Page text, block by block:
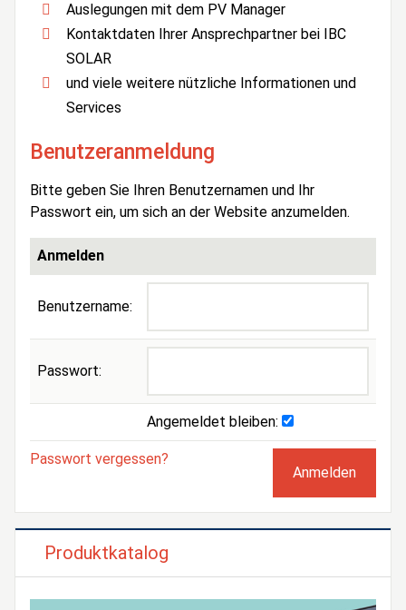
Auslegungen mit dem PV Manager
Kontaktdaten Ihrer Ansprechpartner bei IBC
SOLAR
und viele weitere nützliche Informationen und
Services
Benutzeranmeldung
Bitte geben Sie Ihren Benutzernamen und Ihr
Passwort ein, um sich an der Website anzumelden.
Anmelden
Benutzername:
Passwort:
Angemeldet bleiben:
Passwort vergessen?
Produktkatalog